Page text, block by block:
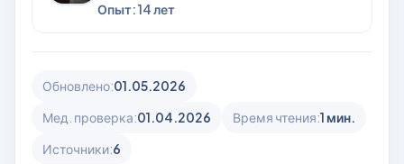
Опыт: 14 лет
Обновлено:01.05.2026
Мед. проверка:01.04.2026 Время чтения:1 мин.
Источники:6